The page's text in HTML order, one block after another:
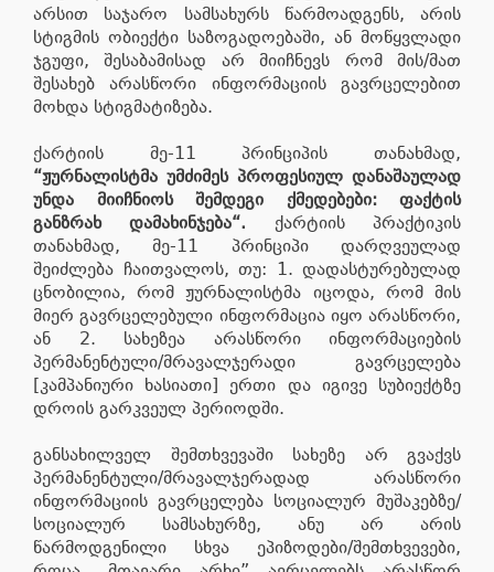
არსით საჯარო სამსახურს წარმოადგენს, არის
სტიგმის ობიექტი საზოგადოებაში, ან მოწყვლადი
ჯგუფი, შესაბამისად არ მიიჩნევს რომ მის/მათ
შესახებ არასწორი ინფორმაციის გავრცელებით
მოხდა სტიგმატიზება.
ქარტიის მე-11 პრინციპის თანახმად,
“ჟურნალისტმა უმძიმეს პროფესიულ დანაშაულად
უნდა მიიჩნიოს შემდეგი ქმედებები: ფაქტის
განზრახ დამახინჯება“. ქარტიის პრაქტიკის
თანახმად, მე-11 პრინციპი დარღვეულად
შეიძლება ჩაითვალოს, თუ: 1. დადასტურებულად
ცნობილია, რომ ჟურნალისტმა იცოდა, რომ მის
მიერ გავრცელებული ინფორმაცია იყო არასწორი,
ან 2. სახეზეა არასწორი ინფორმაციების
პერმანენტული/მრავალჯერადი გავრცელება
[კამპანიური ხასიათი] ერთი და იგივე სუბიექტზე
დროის გარკვეულ პერიოდში.
განსახილველ შემთხვევაში სახეზე არ გვაქვს
პერმანენტული/მრავალჯერადად არასწორი
ინფორმაციის გავრცელება სოციალურ მუშაკებზე/
სოციალურ სამსახურზე, ანუ არ არის
წარმოდგენილი სხვა ეპიზოდები/შემთხვევები,